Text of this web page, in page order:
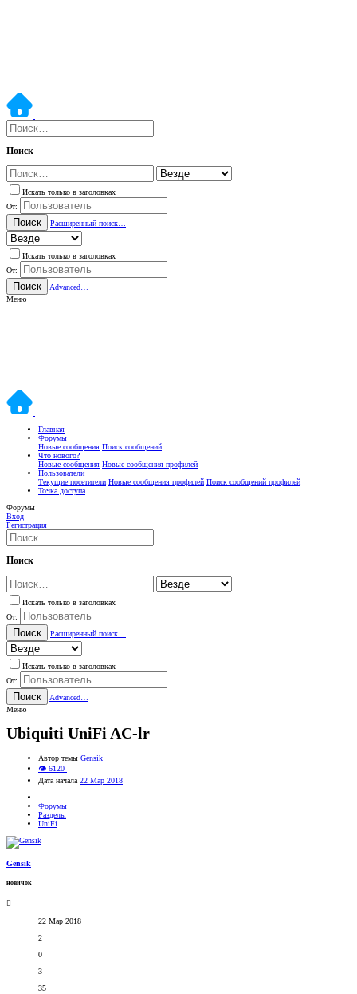
Поиск
Искать только в заголовках
От:
Поиск Расширенный поиск…
Искать только в заголовках
От:
Поиск
Advanced…
Меню
Главная
Форумы
Новые сообщения Поиск сообщений
Что нового?
Новые сообщения Новые сообщения профилей
Пользователи
Текущие посетители Новые сообщения профилей Поиск сообщений профилей
Точка доступа
Форумы
Вход
Регистрация
Поиск
Искать только в заголовках
От:
Поиск Расширенный поиск…
Искать только в заголовках
От:
Поиск
Advanced…
Меню
Ubiquiti UniFi AC-lr
Автор темы Gensik
👁 6120
Дата начала 22 Мар 2018
Форумы
Разделы
UniFi
Gensik
новичок
22 Мар 2018
2
0
3
35